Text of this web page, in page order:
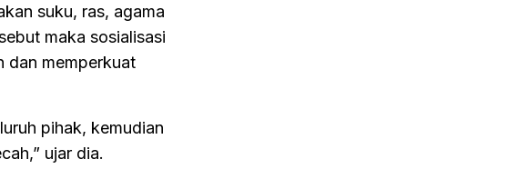
suku, ras, agama
maka sosialisasi
dan memperkuat
pihak, kemudian
ujar dia.